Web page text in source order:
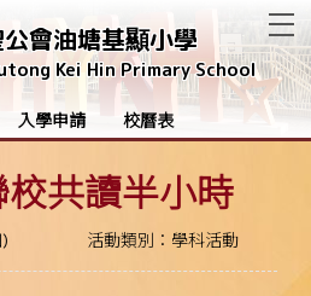
會油塘基顯小學
Kei Hin Primary School
入學申請 校曆表
共讀半小時
活動類別：學科活動